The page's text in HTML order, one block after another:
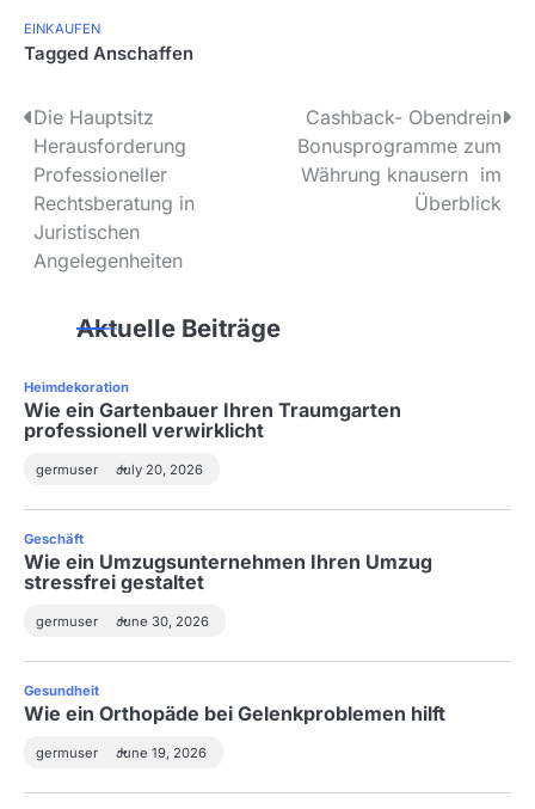
EINKAUFEN
Tagged Anschaffen
P
o
s
v
i
g
a
t
i
o
n
Die Hauptsitz
Herausforderung
Professioneller
Rechtsberatung in
Juristischen
Angelegenheiten
Cashback- Obendrein
Bonusprogramme zum
Währung knausern im
Überblick
Aktuelle Beiträge
Heimdekoration
Wie ein Gartenbauer Ihren Traumgarten
professionell verwirklicht
germuser July 20, 2026
Geschäft
Wie ein Umzugsunternehmen Ihren Umzug
stressfrei gestaltet
germuser June 30, 2026
Gesundheit
Wie ein Orthopäde bei Gelenkproblemen hilft
germuser June 19, 2026